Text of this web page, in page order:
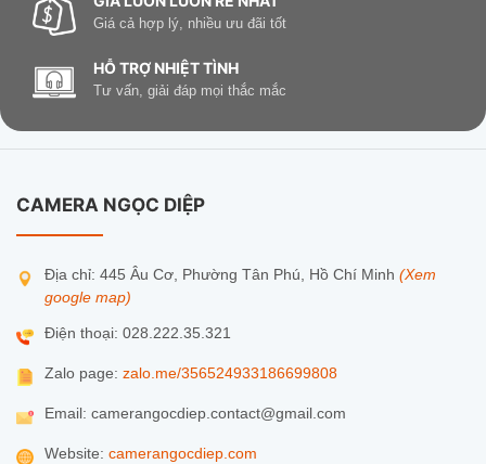
Giá cả hợp lý, nhiều ưu đãi tốt
HỖ TRỢ NHIỆT TÌNH
Tư vấn, giải đáp mọi thắc mắc
CAMERA NGỌC DIỆP
Địa chỉ: 445 Âu Cơ, Phường Tân Phú, Hồ Chí Minh (Xem
google map)
Điện thoại: 028.222.35.321
Zalo page: zalo.me/356524933186699808
Email: camerangocdiep.contact@gmail.com
Website: camerangocdiep.com